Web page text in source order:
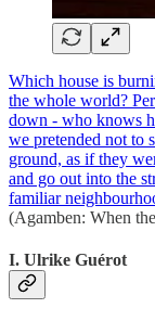
Which house is
the whole world?
down - who knows
we pretended not to
ground, as if they
and go out into the
familiar
(Agamben: When
I. Ulrike Guérot